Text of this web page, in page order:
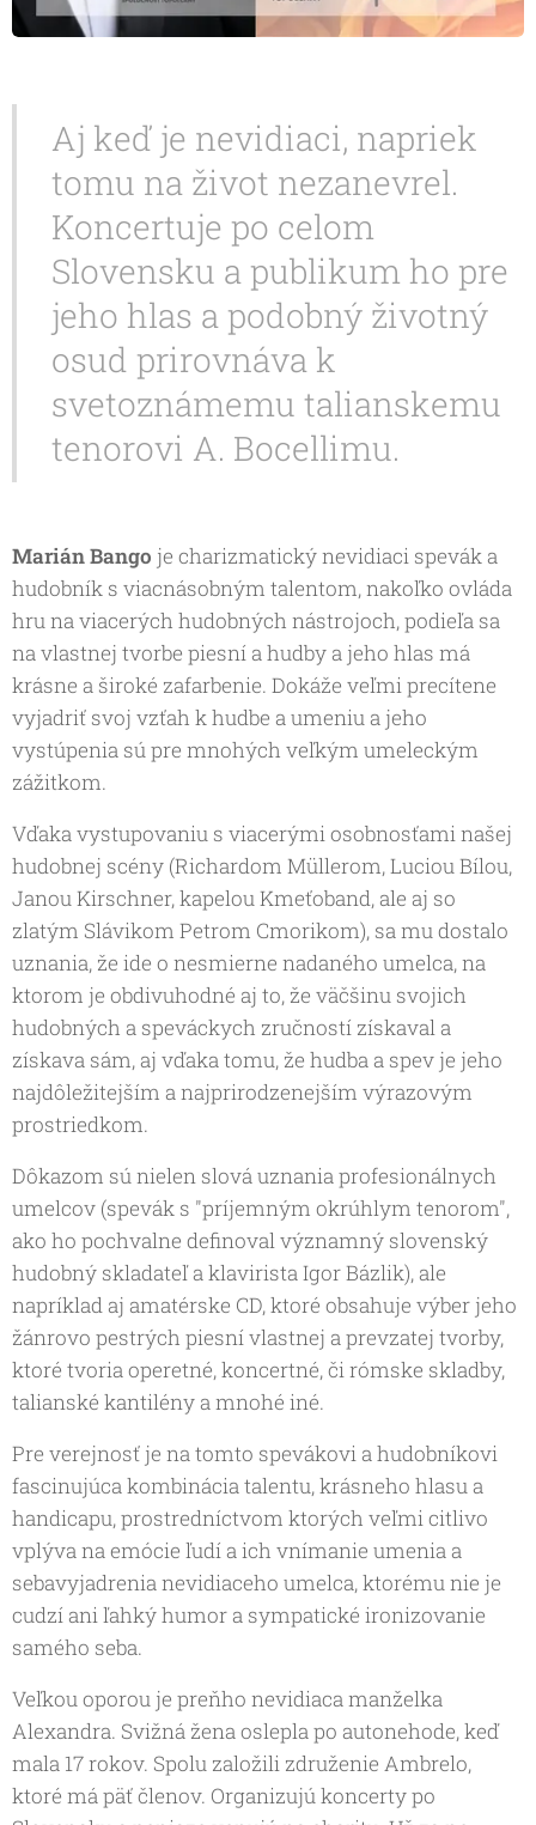
Aj keď je nevidiaci, napriek
tomu na život nezanevrel.
Koncertuje po celom
Slovensku a publikum ho pre
jeho hlas a podobný životný
osud prirovnáva k
svetoznámemu talianskemu
tenorovi A. Bocellimu.
Marián Bango je charizmatický nevidiaci spevák a
hudobník s viacnásobným talentom, nakoľko ovláda
hru na viacerých hudobných nástrojoch, podieľa sa
na vlastnej tvorbe piesní a hudby a jeho hlas má
krásne a široké zafarbenie. Dokáže veľmi precítene
vyjadriť svoj vzťah k hudbe a umeniu a jeho
vystúpenia sú pre mnohých veľkým umeleckým
zážitkom.
Vďaka vystupovaniu s viacerými osobnosťami našej
hudobnej scény (Richardom Müllerom, Luciou Bílou,
Janou Kirschner, kapelou Kmeťoband, ale aj so
zlatým Slávikom Petrom Cmorikom), sa mu dostalo
uznania, že ide o nesmierne nadaného umelca, na
ktorom je obdivuhodné aj to, že väčšinu svojich
hudobných a speváckych zručností získaval a
získava sám, aj vďaka tomu, že hudba a spev je jeho
najdôležitejším a najprirodzenejším výrazovým
prostriedkom.
Dôkazom sú nielen slová uznania profesionálnych
umelcov (spevák s "príjemným okrúhlym tenorom",
ako ho pochvalne definoval významný slovenský
hudobný skladateľ a klavirista Igor Bázlik), ale
napríklad aj amatérske CD, ktoré obsahuje výber jeho
žánrovo pestrých piesní vlastnej a prevzatej tvorby,
ktoré tvoria operetné, koncertné, či rómske skladby,
talianské kantilény a mnohé iné.
Pre verejnosť je na tomto spevákovi a hudobníkovi
fascinujúca kombinácia talentu, krásneho hlasu a
handicapu, prostredníctvom ktorých veľmi citlivo
vplýva na emócie ľudí a ich vnímanie umenia a
sebavyjadrenia nevidiaceho umelca, ktorému nie je
cudzí ani ľahký humor a sympatické ironizovanie
samého seba.
Veľkou oporou je preňho nevidiaca manželka
Alexandra. Svižná žena oslepla po autonehode, keď
mala 17 rokov. Spolu založili združenie Ambrelo,
ktoré má päť členov. Organizujú koncerty po